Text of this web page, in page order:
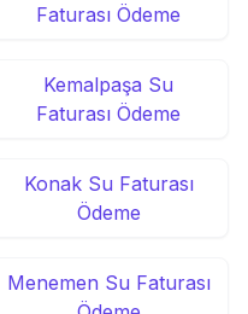
Faturası Ödeme
Kemalpaşa Su
Faturası Ödeme
Konak Su Faturası
Ödeme
Menemen Su Faturası